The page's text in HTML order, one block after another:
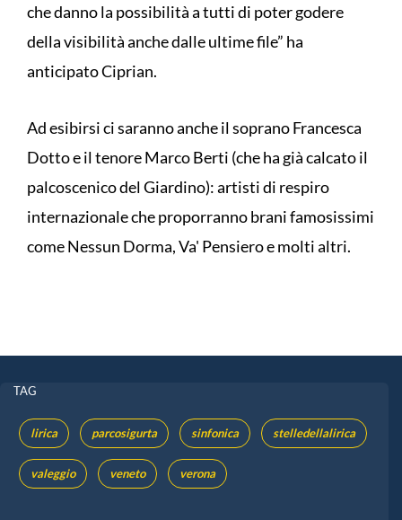
che danno la possibilità a tutti di poter godere
della visibilità anche dalle ultime file” ha
anticipato Ciprian.
Ad esibirsi ci saranno anche il soprano Francesca
Dotto e il tenore Marco Berti (che ha già calcato il
palcoscenico del Giardino): artisti di respiro
internazionale che proporranno brani famosissimi
come Nessun Dorma, Va' Pensiero e molti altri.
TAG
lirica parcosigurta sinfonica stelledellalirica
valeggio veneto verona